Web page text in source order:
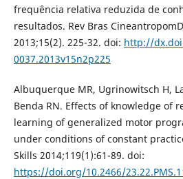
frequência relativa reduzida de
resultados. Rev Bras
2013;15(2). 225-32. doi: http://
0037.2013v15n2p225
Albuquerque MR, Ugrinowitsch H,
Benda RN. Effects of knowledge of
learning of generalized motor
under conditions of constant
Skills 2014;119(1):61-89. doi:
https://doi.org/10.2466/